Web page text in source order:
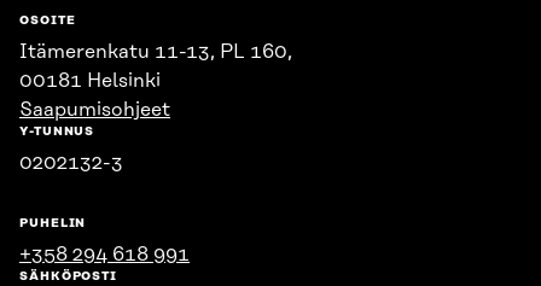
OSOITE
Itämerenkatu 11-13, PL 160,
00181 Helsinki
Saapumisohjeet
Y-TUNNUS
0202132-3
PUHELIN
+358 294 618 991
SÄHKÖPOSTI